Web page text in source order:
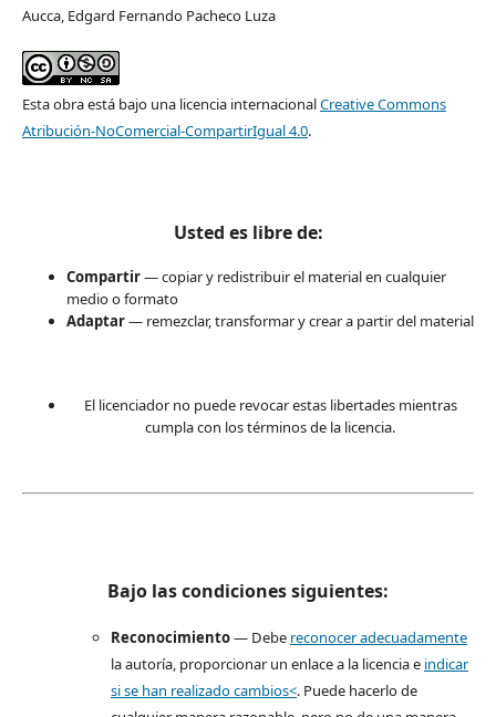
Aucca, Edgard Fernando Pacheco Luza
Esta obra está bajo una licencia internacionalCreative Commons
Atribución-NoComercial-CompartirIgual 4.0.
Usted es libre de:
Compartir— copiar y redistribuir el material en cualquier
medio o formato
Adaptar— remezclar, transformar y crear a partir del material
El licenciador no puede revocar estas libertades mientras
cumpla con los términos de la licencia.
Bajo las condiciones siguientes:
Reconocimiento— Debe reconocer adecuadamente
la autoría, proporcionar un enlace a la licencia e indicar
si se han realizado cambios<. Puede hacerlo de